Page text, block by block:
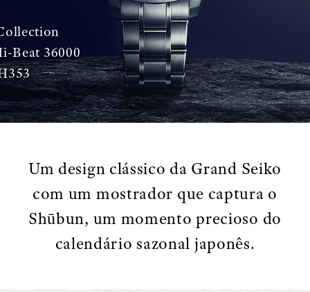
Beat 36000
Um design clássico da Grand Seiko
com um mostrador que captura o
Shūbun, um momento precioso do
calendário sazonal japonês.